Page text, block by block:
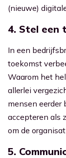
(nieuwe)
4. Stel een
In een
toekomst
Waarom het
allerlei
mensen eerder
accepteren als
om de
5.